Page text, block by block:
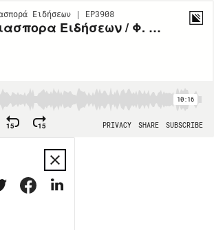
Ειδήσεων | EP3908
Διασπορα Ειδήσεων / Φ. Κυπριανού / 5-11
10:16
15 15 PRIVACY SHARE SUBSCRIBE